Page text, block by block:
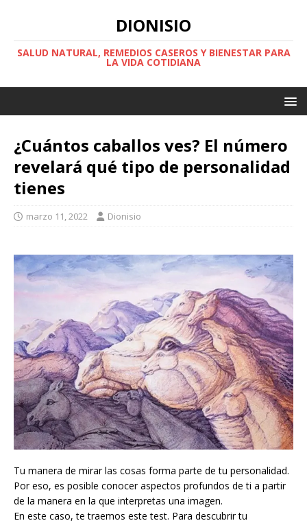
DIONISIO
SALUD NATURAL, REMEDIOS CASEROS Y BIENESTAR PARA
LA VIDA COTIDIANA
¿Cuántos caballos ves? El número
revelará qué tipo de personalidad
tienes
marzo 11, 2022 Dionisio
Tu manera de mirar las cosas forma parte de tu personalidad.
Por eso, es posible conocer aspectos profundos de ti a partir
de la manera en la que interpretas una imagen.
En este caso, te traemos este test. Para descubrir tu